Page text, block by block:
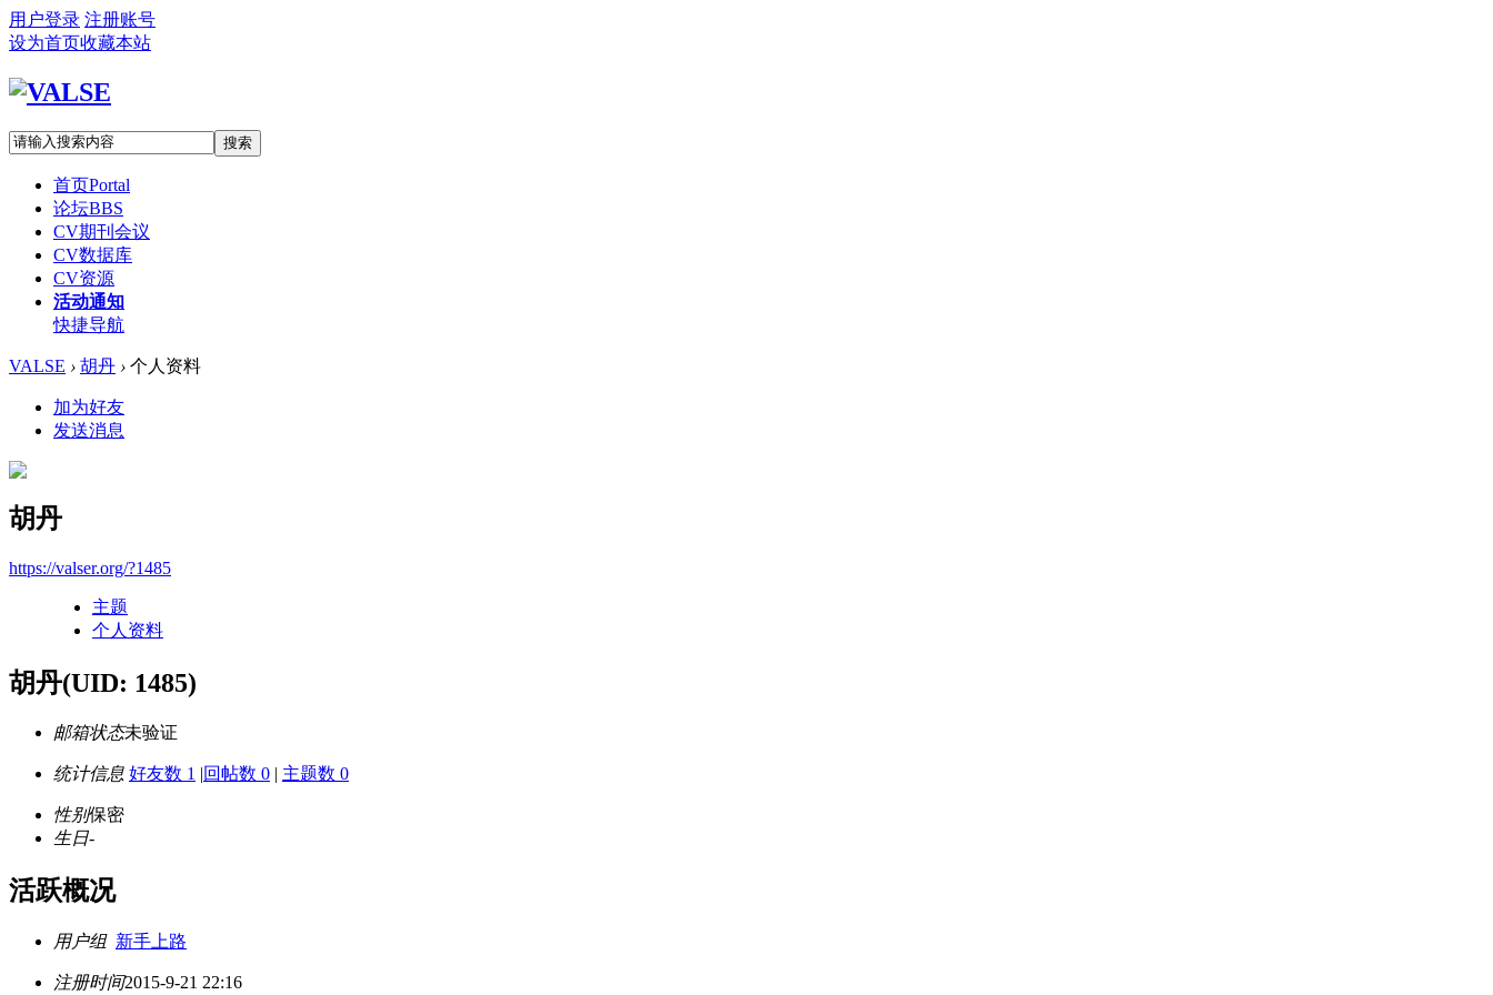
用户登录 注册账号
设为首页收藏本站
搜索
首页Portal
论坛BBS
CV期刊会议
CV数据库
CV资源
活动通知
快捷导航
VALSE › 胡丹 › 个人资料
加为好友
发送消息
胡丹
https://valser.org/?1485
主题
个人资料
胡丹(UID: 1485)
邮箱状态未验证
统计信息 好友数 1 |回帖数 0 | 主题数 0
性别保密
生日-
活跃概况
用户组 新手上路
注册时间2015-9-21 22:16